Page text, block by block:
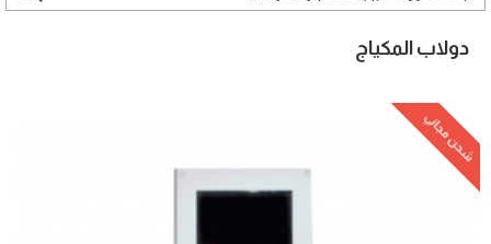
دولاب المكياج
شحن مجاني